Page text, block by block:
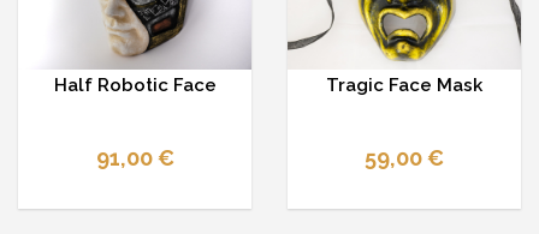
Half Robotic Face
91,00 €
Tragic Face Mask
59,00 €